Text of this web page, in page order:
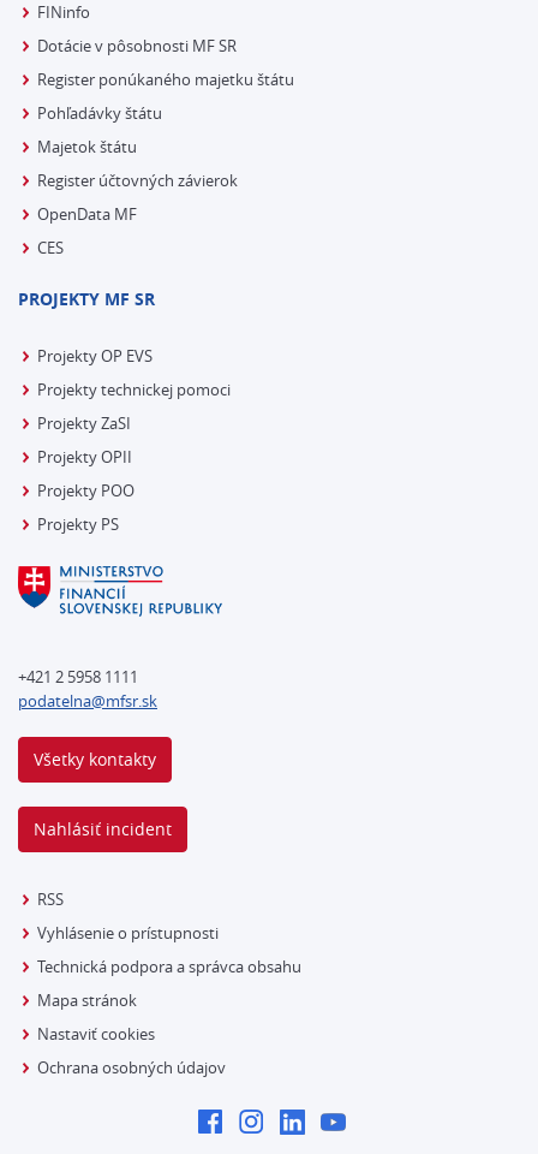
FINinfo
Dotácie v pôsobnosti MF SR
Register ponúkaného majetku štátu
Pohľadávky štátu
Majetok štátu
Register účtovných závierok
OpenData MF
CES
PROJEKTY MF SR
Projekty OP EVS
Projekty technickej pomoci
Projekty ZaSI
Projekty OPII
Projekty POO
Projekty PS
+421 2 5958 1111
podatelna@mfsr.sk
Všetky kontakty
Nahlásiť incident
RSS
Vyhlásenie o prístupnosti
Technická podpora a správca obsahu
Mapa stránok
Nastaviť cookies
Ochrana osobných údajov